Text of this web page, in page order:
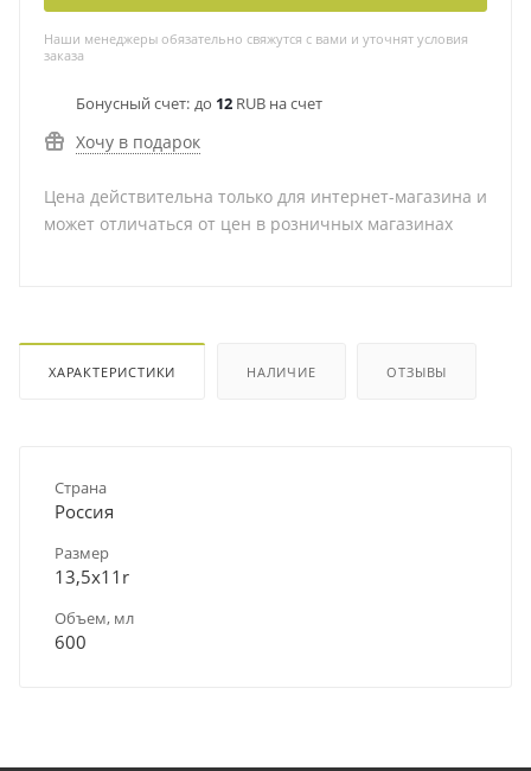
Наши менеджеры обязательно свяжутся с вами и уточнят условия
заказа
Бонусный счет: до 12 RUB на счет
Хочу в подарок
Цена действительна только для интернет-магазина и
может отличаться от цен в розничных магазинах
ХАРАКТЕРИСТИКИ НАЛИЧИЕ ОТЗЫВЫ
Страна
Россия
Размер
13,5х11r
Объем, мл
600